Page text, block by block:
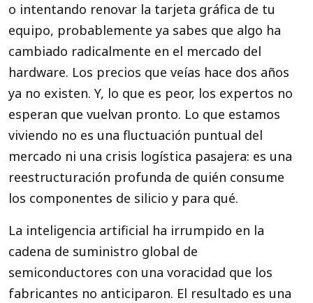
o intentando renovar la tarjeta gráfica de tu
equipo, probablemente ya sabes que algo ha
cambiado radicalmente en el mercado del
hardware. Los precios que veías hace dos años
ya no existen. Y, lo que es peor, los expertos no
esperan que vuelvan pronto. Lo que estamos
viviendo no es una fluctuación puntual del
mercado ni una crisis logística pasajera: es una
reestructuración profunda de quién consume
los componentes de silicio y para qué.
La inteligencia artificial ha irrumpido en la
cadena de suministro global de
semiconductores con una voracidad que los
fabricantes no anticiparon. El resultado es una